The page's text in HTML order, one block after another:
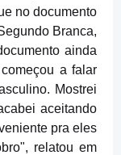
no documento
Branca,
ainda
a falar
Mostrei
aceitando
pra eles
relatou em